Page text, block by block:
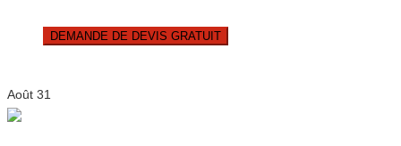
DEMANDE DE DEVIS GRATUIT
Août 31